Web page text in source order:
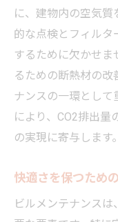
に、建物内の空気質
的な点検とフィル
するために欠かせま
るための断熱材の改
ナンスの一環として
により、CO2排出
の実現に寄与します。
快適さを保つため
ビルメンテナンス